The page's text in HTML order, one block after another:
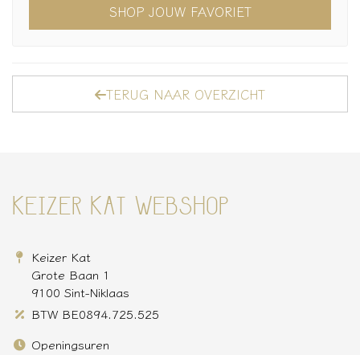
SHOP JOUW FAVORIET
TERUG NAAR OVERZICHT
KEIZER KAT WEBSHOP
Keizer Kat
Grote Baan 1
9100 Sint-Niklaas
BTW BE0894.725.525
Openingsuren